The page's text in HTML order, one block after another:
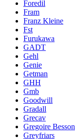
Foredil
Fram
Franz Kleine
Fst
Furukawa
GADT
Gehl
Genie
Getman
GHH
Gmb
Goodwill
Gradall
Grecav
Gregoire Besson
Greyfriars